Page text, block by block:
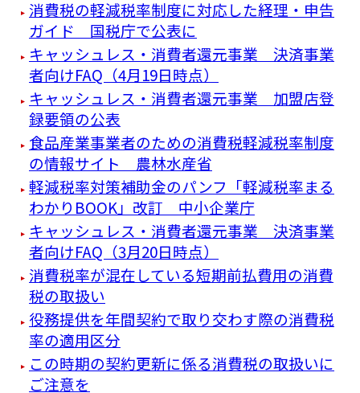
消費税の軽減税率制度に対応した経理・申告
ガイド 国税庁で公表に
キャッシュレス・消費者還元事業 決済事業
者向けFAQ（4月19日時点）
キャッシュレス・消費者還元事業 加盟店登
録要領の公表
食品産業事業者のための消費税軽減税率制度
の情報サイト 農林水産省
軽減税率対策補助金のパンフ「軽減税率まる
わかりBOOK」改訂 中小企業庁
キャッシュレス・消費者還元事業 決済事業
者向けFAQ（3月20日時点）
消費税率が混在している短期前払費用の消費
税の取扱い
役務提供を年間契約で取り交わす際の消費税
率の適用区分
この時期の契約更新に係る消費税の取扱いに
ご注意を